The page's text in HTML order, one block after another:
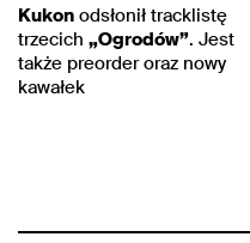
Kukon odsłonił tracklistę
trzecich „Ogrodów”. Jest
także preorder oraz nowy
kawałek